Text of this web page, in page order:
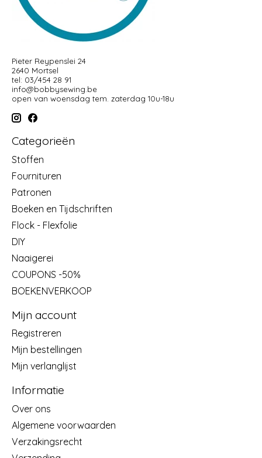
Pieter Reypenslei 24
2640 Mortsel
tel: 03/454 28 91
info@bobbysewing.be
open van woensdag tem. zaterdag 10u-18u
Categorieën
Stoffen
Fournituren
Patronen
Boeken en Tijdschriften
Flock - Flexfolie
DIY
Naaigerei
COUPONS -50%
BOEKENVERKOOP
Mijn account
Registreren
Mijn bestellingen
Mijn verlanglijst
Informatie
Over ons
Algemene voorwaarden
Verzakingsrecht